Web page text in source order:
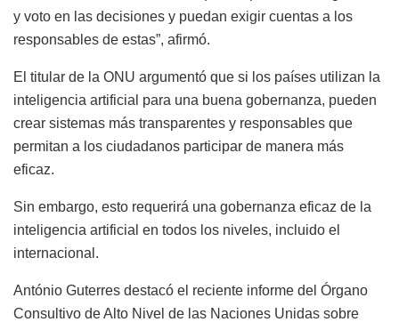
y voto en las decisiones y puedan exigir cuentas a los
responsables de estas”, afirmó.
El titular de la ONU argumentó que si los países utilizan la
inteligencia artificial para una buena gobernanza, pueden
crear sistemas más transparentes y responsables que
permitan a los ciudadanos participar de manera más
eficaz.
Sin embargo, esto requerirá una gobernanza eficaz de la
inteligencia artificial en todos los niveles, incluido el
internacional.
António Guterres destacó el reciente informe del Órgano
Consultivo de Alto Nivel de las Naciones Unidas sobre